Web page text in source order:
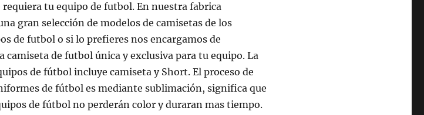
requiera tu equipo de futbol. En nuestra fabrica
gran selección de modelos de camisetas de los
de futbol o si lo prefieres nos encargamos de
camiseta de futbol única y exclusiva para tu equipo. La
de fútbol incluye camiseta y Short. El proceso de
de fútbol es mediante sublimación, significa que
de fútbol no perderán color y duraran mas tiempo.